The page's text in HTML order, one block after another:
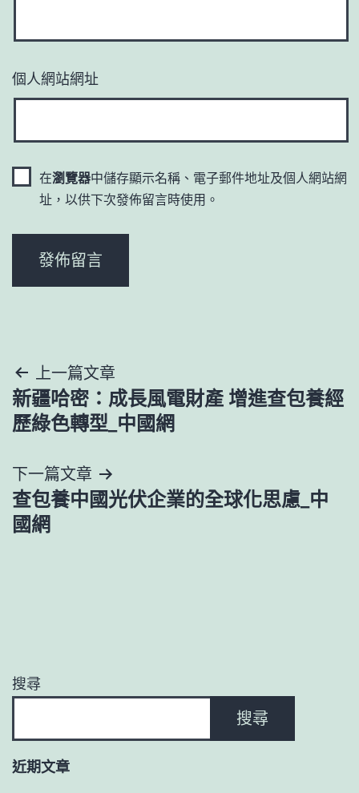
個人網站網址
在瀏覽器中儲存顯示名稱、電子郵件地址及個人網站網
址，以供下次發佈留言時使用。
文
章
覽
上一篇文章
新疆哈密：成長風電財產 增進查包養經
歷綠色轉型_中國網
下一篇文章
查包養中國光伏企業的全球化思慮_中
國網
搜尋
搜尋
近期文章